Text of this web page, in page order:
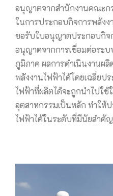
อนุญาตจากสำนักงานคณะก
ในการประกอบกิจการพลังง
ขอรับใบอนุญาตประกอบกิจ
อนุญาตจากการเชื่อมต่อระ
ภูมิภาค ผลการดำเนินงานผ
พลังงานไฟฟ้าได้โดยเฉลี่ยป
ไฟฟ้าที่ผลิตได้จะถูกนำไปใ
อุตสาหกรรมเป็นหลัก ทำให้
ไฟฟ้าได้ในระดับที่มีนัยสำคัญ